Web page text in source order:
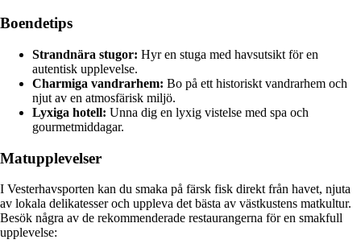
Boendetips
Strandnära stugor: Hyr en stuga med havsutsikt för en
autentisk upplevelse.
Charmiga vandrarhem: Bo på ett historiskt vandrarhem och
njut av en atmosfärisk miljö.
Lyxiga hotell: Unna dig en lyxig vistelse med spa och
gourmetmiddagar.
Matupplevelser
I Vesterhavsporten kan du smaka på färsk fisk direkt från havet, njuta
av lokala delikatesser och uppleva det bästa av västkustens matkultur.
Besök några av de rekommenderade restaurangerna för en smakfull
upplevelse: